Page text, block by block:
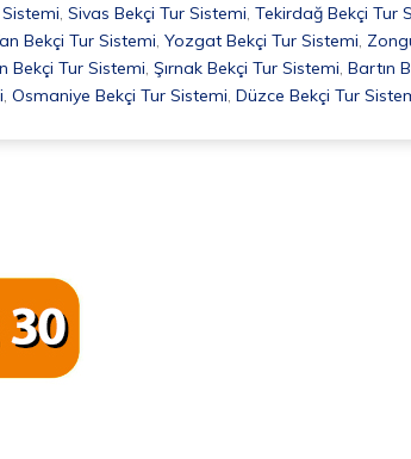
, Sivas Bekçi Tur Sistemi, Tekirdağ Bekçi Tur
Bekçi Tur Sistemi, Yozgat Bekçi Tur Sistemi,
Bekçi Tur Sistemi, Şırnak Bekçi Tur Sistemi, Bartın
, Osmaniye Bekçi Tur Sistemi, Düzce Bekçi Tur